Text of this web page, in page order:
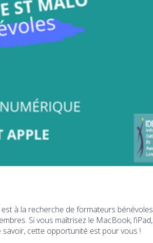
à la recherche de formateurs bénévoles
Si vous maîtrisez le MacBook, l’iPad,
cette opportunité est pour vous !